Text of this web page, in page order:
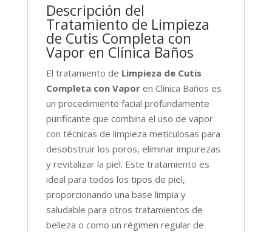
Descripción del
Tratamiento de Limpieza
de Cutis Completa con
Vapor en Clínica Baños
El tratamiento de Limpieza de Cutis
Completa con Vaporen Clínica Baños es
un procedimiento facial profundamente
purificante que combina el uso de vapor
con técnicas de limpieza meticulosas para
desobstruir los poros, eliminar impurezas
y revitalizar la piel. Este tratamiento es
ideal para todos los tipos de piel,
proporcionando una base limpia y
saludable para otros tratamientos de
belleza o como un régimen regular de